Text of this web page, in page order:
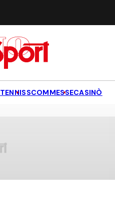
TENNISSCOMMESSECASINÒ